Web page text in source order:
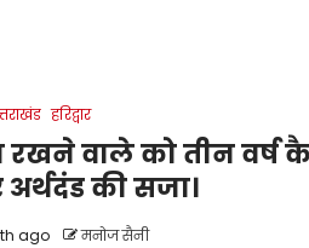
हरिद्वार
रखने वाले को तीन वर्ष
अर्थदंड की सजा।
ago मनोज सैनी